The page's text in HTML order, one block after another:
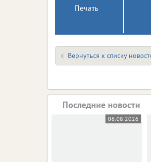
Печать
Вернуться к списку
Последние новости
06.08.2026